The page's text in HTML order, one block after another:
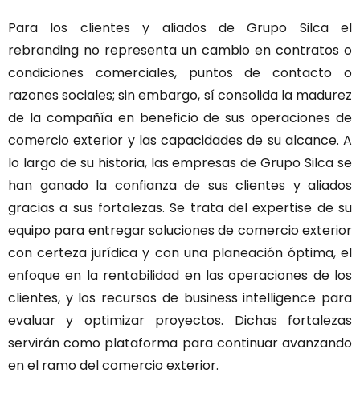
Para los clientes y aliados de Grupo Silca el
rebranding no representa un cambio en contratos o
condiciones comerciales, puntos de contacto o
razones sociales; sin embargo, sí consolida la madurez
de la compañía en beneficio de sus operaciones de
comercio exterior y las capacidades de su alcance. A
lo largo de su historia, las empresas de Grupo Silca se
han ganado la confianza de sus clientes y aliados
gracias a sus fortalezas. Se trata del expertise de su
equipo para entregar soluciones de comercio exterior
con certeza jurídica y con una planeación óptima, el
enfoque en la rentabilidad en las operaciones de los
clientes, y los recursos de business intelligence para
evaluar y optimizar proyectos. Dichas fortalezas
servirán como plataforma para continuar avanzando
en el ramo del comercio exterior.